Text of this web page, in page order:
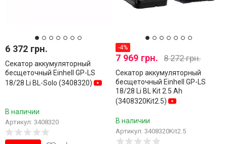
6 372 грн.
Секатор аккумуляторный
бесщеточный Einhell GP-LS
18/28 Li BL-Solo (3408320)
В наличии
Артикул: 3408320
-4%
7 969 грн. 8 272 грн.
Секатор аккумуляторный
бесщеточный Einhell GP-LS
18/28 Li BL Kit 2.5 Ah
(3408320Kit2.5)
В наличии
Артикул: 3408320Kit2.5